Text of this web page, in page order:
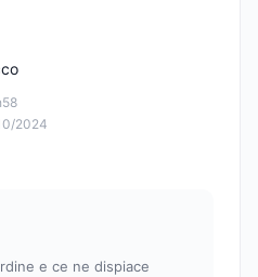
2024
e ce ne dispiace